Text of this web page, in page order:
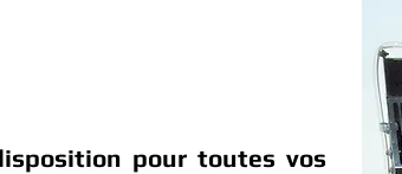
pour toutes vos